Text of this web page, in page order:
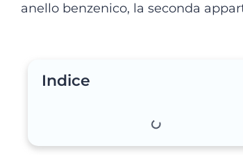
anello benzenico, la seconda
Indice